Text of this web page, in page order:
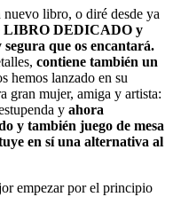
libro, o diré desde ya
LIBRO DEDICADO y
segura que os encantará.
contiene también un
hemos lanzado en su
gran mujer, amiga y artista:
y ahora
y también juego de mesa
en sí una alternativa al
empezar por el principio